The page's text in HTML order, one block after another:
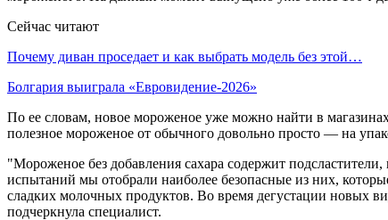
Сейчас читают
Почему диван проседает и как выбрать модель без этой…
Болгария выиграла «Евровидение-2026»
По ее словам, новое мороженое уже можно найти в
полезное мороженое от обычного довольно просто — на
"Мороженое без добавления сахара содержит
испытаний мы отобрали наиболее безопасные из них,
сладких молочных продуктов. Во время дегустации новых
подчеркнула специалист.